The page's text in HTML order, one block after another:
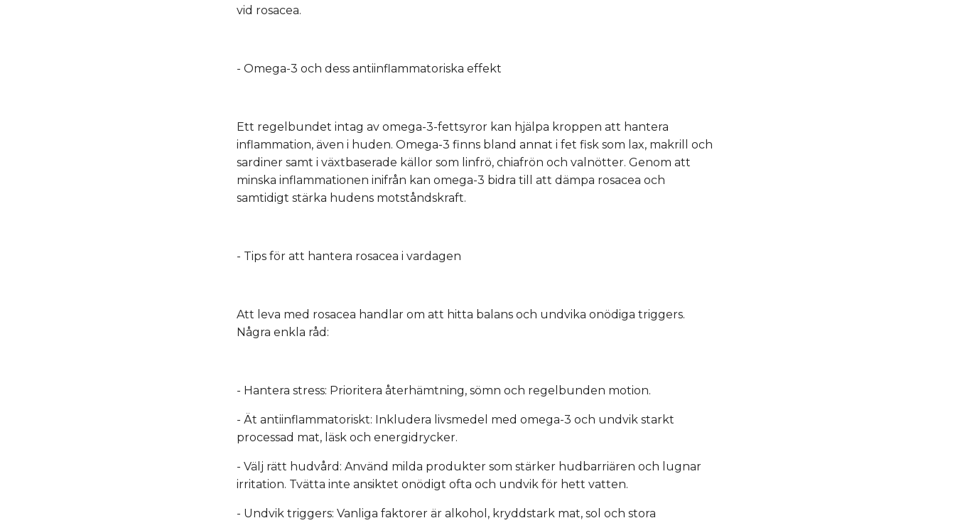
vid rosacea.
- Omega-3 och dess antiinflammatoriska effekt
Ett regelbundet intag av omega-3-fettsyror kan hjälpa kroppen att hantera
inflammation, även i huden. Omega-3 finns bland annat i fet fisk som lax, makrill och
sardiner samt i växtbaserade källor som linfrö, chiafrön och valnötter. Genom att
minska inflammationen inifrån kan omega-3 bidra till att dämpa rosacea och
samtidigt stärka hudens motståndskraft.
- Tips för att hantera rosacea i vardagen
Att leva med rosacea handlar om att hitta balans och undvika onödiga triggers.
Några enkla råd:
- Hantera stress: Prioritera återhämtning, sömn och regelbunden motion.
- Ät antiinflammatoriskt: Inkludera livsmedel med omega-3 och undvik starkt
processad mat, läsk och energidrycker.
- Välj rätt hudvård: Använd milda produkter som stärker hudbarriären och lugnar
irritation. Tvätta inte ansiktet onödigt ofta och undvik för hett vatten.
- Undvik triggers: Vanliga faktorer är alkohol, kryddstark mat, sol och stora